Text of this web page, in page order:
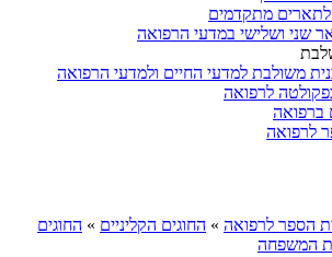
מתקדמים
שני ושלישי במדעי הרפואה
משולבת למדעי החיים ולמדעי הרפואה
לרפואה
ברפואה
לרפואה
הספר לרפואה » החוגים הקליניים » החוגים
המשפחה